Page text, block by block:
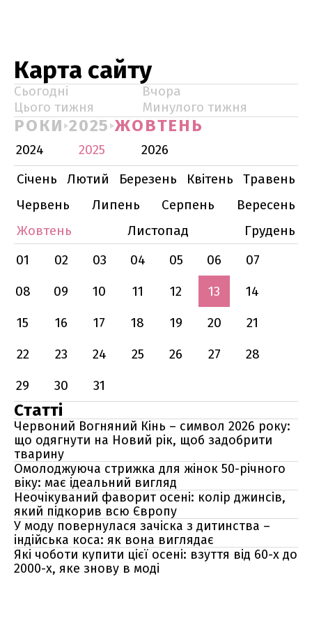
Карта сайту
Сьогодні
Вчора
Цього тижня
Минулого тижня
РОКИ 2025 ЖОВТЕНЬ
2024 2025
2026
Січень
Лютий Березень Квітень
Травень
Червень
Липень Серпень
Вересень
Жовтень
Листопад
Грудень
01
02 03 04 05 06
07
08
09 10 11 12 13
14
15
16 17 18 19 20
21
22
23 24 25 26 27
28
29
30 31
Статті
Червоний Вогняний Кінь – символ 2026 року:
що одягнути на Новий рік, щоб задобрити
тварину
Омолоджуюча стрижка для жінок 50-річного
віку: має ідеальний вигляд
Неочікуваний фаворит осені: колір джинсів,
який підкорив всю Європу
У моду повернулася зачіска з дитинства –
індійська коса: як вона виглядає
Які чоботи купити цієї осені: взуття від 60-х до
2000-х, яке знову в моді